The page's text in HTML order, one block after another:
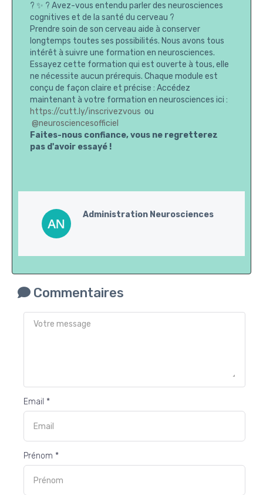
? ✨ ? Avez-vous entendu parler des neurosciences
cognitives et de la santé du cerveau ?
Prendre soin de son cerveau aide à conserver
longtemps toutes ses possibilités. Nous avons tous
intérêt à suivre une formation en neurosciences.
Essayez cette formation qui est ouverte à tous, elle
ne nécessite aucun prérequis. Chaque module est
conçu de façon claire et précise : Accédez
maintenant à votre formation en neurosciences ici :
https://cutt.ly/inscrivezvous ou
@neurosciencesofficiel
Faites-nous confiance, vous ne regretterez
pas d'avoir essayé !
Administration Neurosciences
Commentaires
Email *
Prénom *